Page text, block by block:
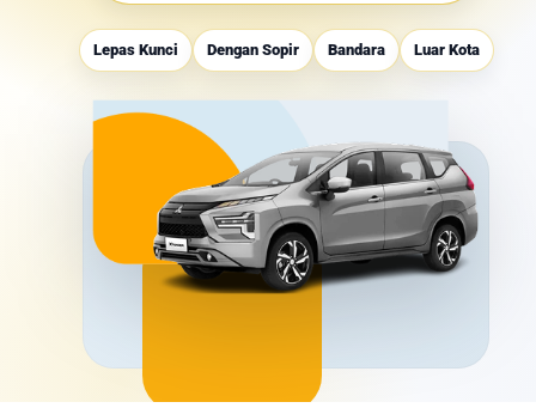
Lepas Kunci Dengan Sopir Bandara Luar Kota